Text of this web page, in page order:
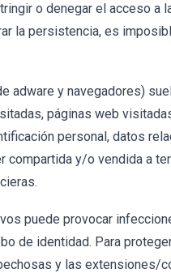
o denegar el acceso a
la persistencia, es
adware y navegadores)
páginas web
personal, datos
y/o vendida a
puede provocar
de identidad. Para
y las extensiones/